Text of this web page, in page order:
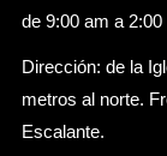
de 9:00 am a 2:00
Dirección: de la
metros al norte.
Escalante.